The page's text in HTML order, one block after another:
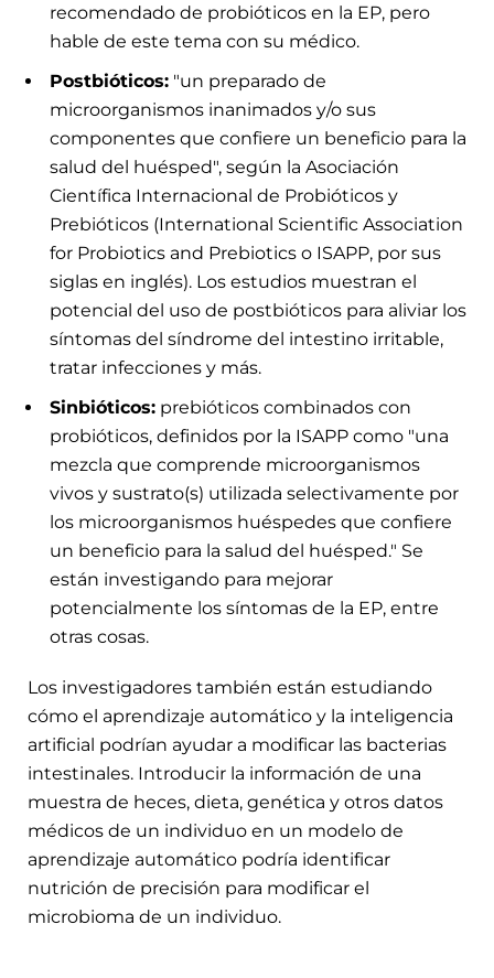
recomendado de probióticos en la EP, pero
hable de este tema con su médico.
Postbióticos: "un preparado de
microorganismos inanimados y/o sus
componentes que confiere un beneficio para la
salud del huésped", según la Asociación
Científica Internacional de Probióticos y
Prebióticos (International Scientific Association
for Probiotics and Prebiotics o ISAPP, por sus
siglas en inglés). Los estudios muestran el
potencial del uso de postbióticos para aliviar los
síntomas del síndrome del intestino irritable,
tratar infecciones y más.
Sinbióticos: prebióticos combinados con
probióticos, definidos por la ISAPP como "una
mezcla que comprende microorganismos
vivos y sustrato(s) utilizada selectivamente por
los microorganismos huéspedes que confiere
un beneficio para la salud del huésped." Se
están investigando para mejorar
potencialmente los síntomas de la EP, entre
otras cosas.
Los investigadores también están estudiando
cómo el aprendizaje automático y la inteligencia
artificial podrían ayudar a modificar las bacterias
intestinales. Introducir la información de una
muestra de heces, dieta, genética y otros datos
médicos de un individuo en un modelo de
aprendizaje automático podría identificar
nutrición de precisión para modificar el
microbioma de un individuo.